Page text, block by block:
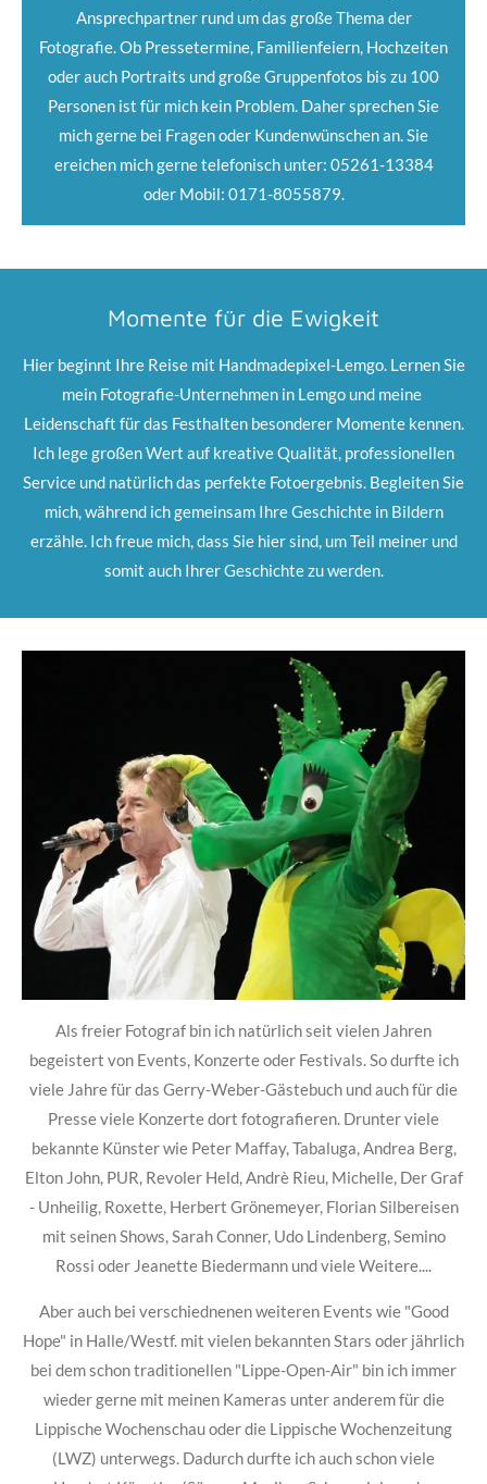
Ansprechpartner rund um das große Thema der
Fotografie. Ob Pressetermine, Familienfeiern, Hochzeiten
oder auch Portraits und große Gruppenfotos bis zu 100
Personen ist für mich kein Problem. Daher sprechen Sie
mich gerne bei Fragen oder Kundenwünschen an. Sie
ereichen mich gerne telefonisch unter: 05261-13384
oder Mobil: 0171-8055879.
Momente für die Ewigkeit
Hier beginnt Ihre Reise mit Handmadepixel-Lemgo. Lernen Sie
mein Fotografie-Unternehmen in Lemgo und meine
Leidenschaft für das Festhalten besonderer Momente kennen.
Ich lege großen Wert auf kreative Qualität, professionellen
Service und natürlich das perfekte Fotoergebnis. Begleiten Sie
mich, während ich gemeinsam Ihre Geschichte in Bildern
erzähle. Ich freue mich, dass Sie hier sind, um Teil meiner und
somit auch Ihrer Geschichte zu werden.
Als freier Fotograf bin ich natürlich seit vielen Jahren
begeistert von Events, Konzerte oder Festivals. So durfte ich
viele Jahre für das Gerry-Weber-Gästebuch und auch für die
Presse viele Konzerte dort fotografieren. Drunter viele
bekannte Künster wie Peter Maffay, Tabaluga, Andrea Berg,
Elton John, PUR, Revoler Held, Andrè Rieu, Michelle, Der Graf
- Unheilig, Roxette, Herbert Grönemeyer, Florian Silbereisen
mit seinen Shows, Sarah Conner, Udo Lindenberg, Semino
Rossi oder Jeanette Biedermann und viele Weitere....
Aber auch bei verschiednenen weiteren Events wie "Good
Hope" in Halle/Westf. mit vielen bekannten Stars oder jährlich
bei dem schon traditionellen "Lippe-Open-Air" bin ich immer
wieder gerne mit meinen Kameras unter anderem für die
Lippische Wochenschau oder die Lippische Wochenzeitung
(LWZ) unterwegs. Dadurch durfte ich auch schon viele